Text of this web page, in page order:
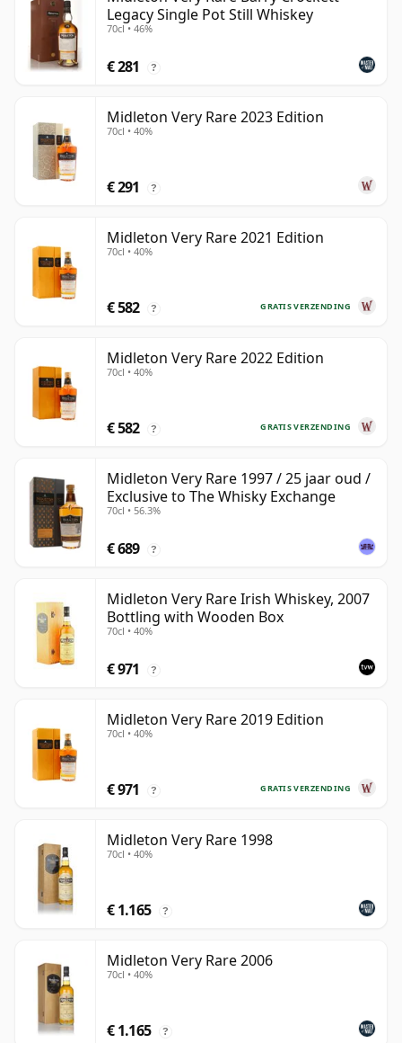
Legacy Single Pot Still Whiskey
70cl • 46%
€ 281 ?
Midleton Very Rare 2023 Edition
70cl • 40%
€ 291 ?
Midleton Very Rare 2021 Edition
70cl • 40%
GRATIS VERZENDING
€ 582 ?
Midleton Very Rare 2022 Edition
70cl • 40%
GRATIS VERZENDING
€ 582 ?
Midleton Very Rare 1997 / 25 jaar oud /
Exclusive to The Whisky Exchange
70cl • 56.3%
€ 689 ?
Midleton Very Rare Irish Whiskey, 2007
Bottling with Wooden Box
70cl • 40%
€ 971 ?
Midleton Very Rare 2019 Edition
70cl • 40%
GRATIS VERZENDING
€ 971 ?
Midleton Very Rare 1998
70cl • 40%
€ 1.165 ?
Midleton Very Rare 2006
70cl • 40%
€ 1.165 ?